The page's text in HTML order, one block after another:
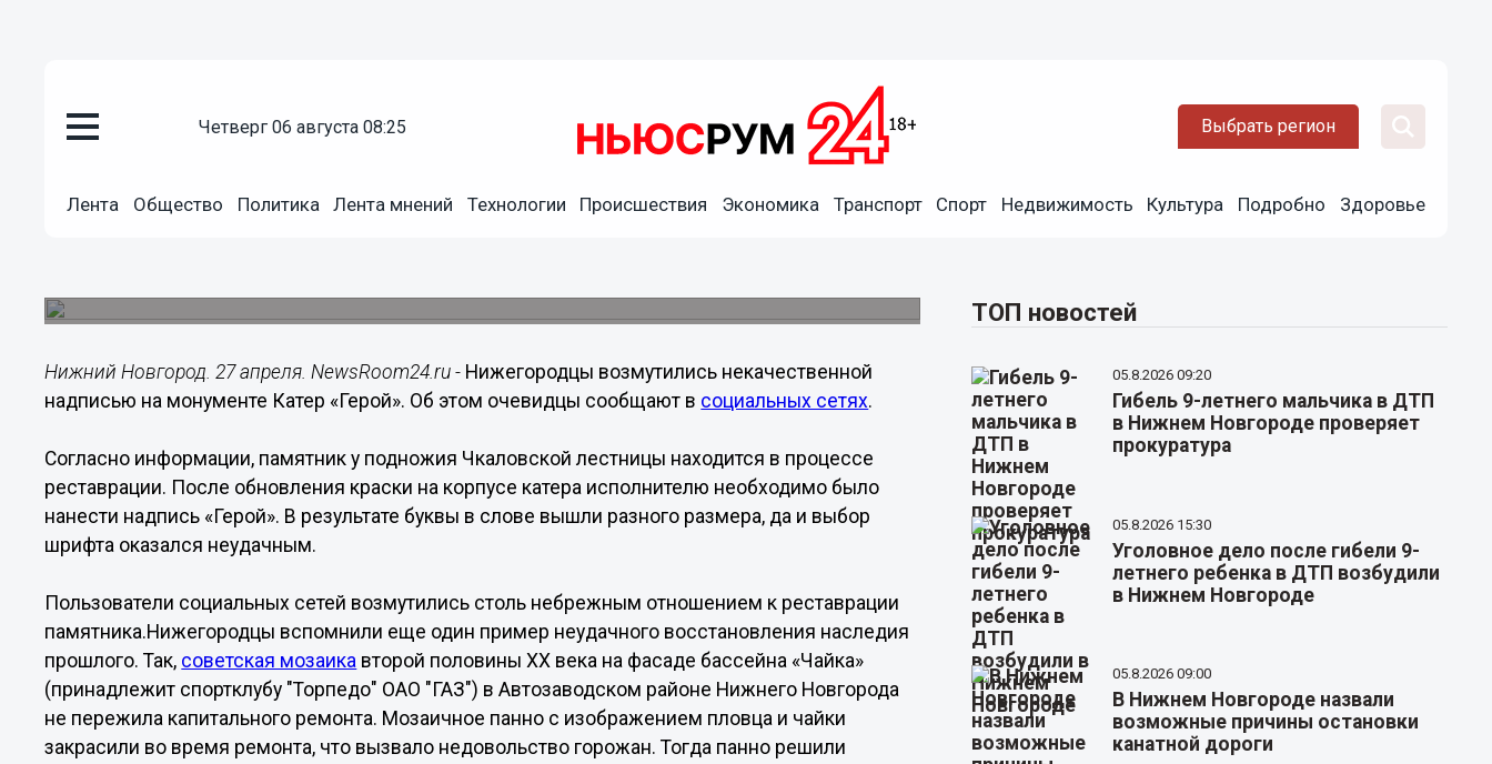
четверг 06 августа 08:25 Выбрать регион
Лента Общество Политика Лента мнений Технологии Происшествия Экономика Транспорт Спорт Недвижимость Культура Подробно Здоровье
27.04.202014:26
Нижний Новгород. 27 апреля. NewsRoom24.ru - Нижегородцы возмутились некачественной
надписью на монументе Катер «Герой». Об этом очевидцы сообщают в социальных сетях.
Согласно информации, памятник у подножия Чкаловской лестницы находится в процессе
реставрации. После обновления краски на корпусе катера исполнителю необходимо было
нанести надпись «Герой». В результате буквы в слове вышли разного размера, да и выбор
шрифта оказался неудачным.
Пользователи социальных сетей возмутились столь небрежным отношением к реставрации
памятника.Нижегородцы вспомнили еще один пример неудачного восстановления наследия
прошлого. Так, советская мозаика второй половины ХХ века на фасаде бассейна «Чайка»
(принадлежит спортклубу "Торпедо" ОАО "ГАЗ") в Автозаводском районе Нижнего Новгорода
не пережила капитального ремонта. Мозаичное панно с изображением пловца и чайки
закрасили во время ремонта, что вызвало недовольство горожан. Тогда панно решили
ТОП новостей
05.8.2026 09:20
Гибель 9-летнего мальчика в ДТП
в Нижнем Новгороде проверяет
прокуратура
05.8.2026 15:30
Уголовное дело после гибели 9-
летнего ребенка в ДТП возбудили
в Нижнем Новгороде
05.8.2026 09:00
В Нижнем Новгороде назвали
возможные причины остановки
канатной дороги